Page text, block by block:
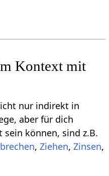
Kontext mit
nur indirekt in
dich
können, sind z.B.
, ,
,